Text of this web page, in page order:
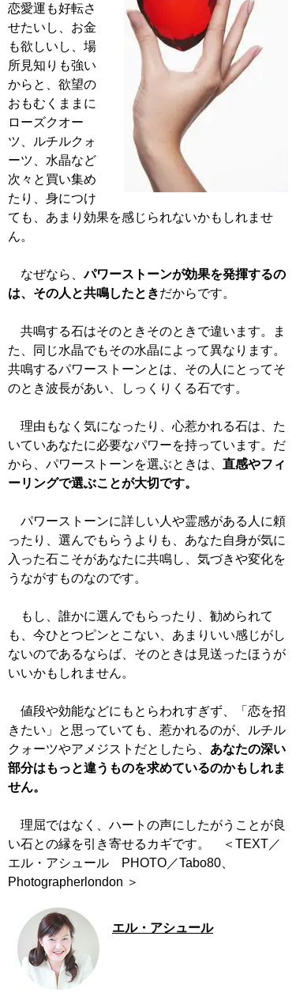
恋愛運も好転さ
せたいし、お金
も欲しいし、場
所見知りも強い
からと、欲望の
おもむくままに
ローズクオー
ツ、ルチルクォ
ーツ、水晶など
次々と買い集め
たり、身につけ
ても、あまり効果を感じられないかもしれませ
ん。
なぜなら、パワーストーンが効果を発揮するの
は、その人と共鳴したときだからです。
共鳴する石はそのときそのときで違います。ま
た、同じ水晶でもその水晶によって異なります。
共鳴するパワーストーンとは、その人にとってそ
のとき波長があい、しっくりくる石です。
理由もなく気になったり、心惹かれる石は、た
いていあなたに必要なパワーを持っています。だ
から、パワーストーンを選ぶときは、 直感やフィ
ーリングで選ぶことが大切です。
パワーストーンに詳しい人や霊感がある人に頼
ったり、選んでもらうよりも、あなた自身が気に
入った石こそがあなたに共鳴し、気づきや変化を
うながすものなのです。
もし、誰かに選んでもらったり、勧められて
も、今ひとつピンとこない、あまりいい感じがし
ないのであるならば、そのときは見送ったほうが
いいかもしれません。
値段や効能などにもとらわれすぎず、「恋を招
きたい」と思っていても、惹かれるのが、ルチル
クォーツやアメジストだとしたら、 あなたの深い
部分はもっと違うものを求めているのかもしれま
せん。
理屈ではなく、ハートの声にしたがうことが良
い石との縁を引き寄せるカギです。 ＜TEXT／
エル・アシュール PHOTO／Tabo80、
Photographerlondon ＞
エル・アシュール